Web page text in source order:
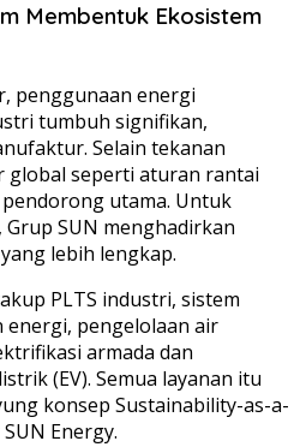
Membentuk Ekosistem
penggunaan energi
tumbuh signifikan,
Selain tekanan
global seperti aturan rantai
utama. Untuk
SUN menghadirkan
lebih lengkap.
PLTS industri, sistem
energi, pengelolaan air
armada dan
(EV). Semua layanan itu
konsep Sustainability-as-a-
Energy.